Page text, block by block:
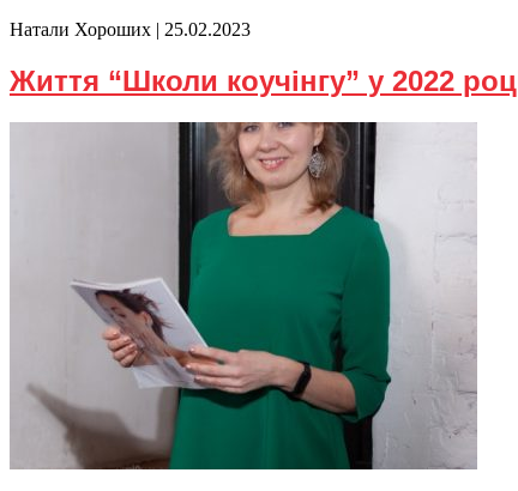
Натали Хороших | 25.02.2023
Життя “Школи коучінгу” у 2022